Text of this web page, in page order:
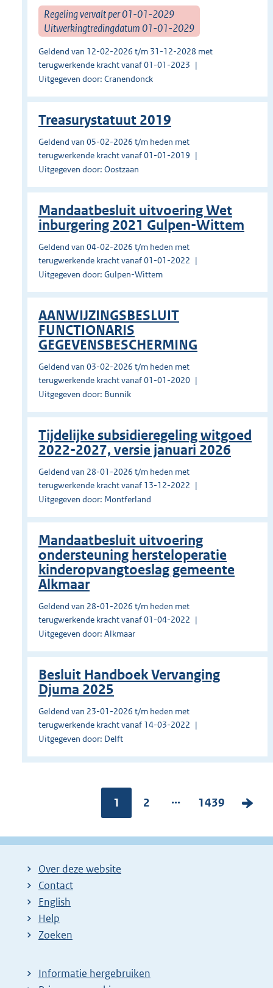
Regeling vervalt per 01-01-2029
Uitwerkingtredingdatum 01-01-2029
Geldend van 12-02-2026 t/m 31-12-2028 met
terugwerkende kracht vanaf 01-01-2023
Uitgegeven door: Cranendonck
Treasurystatuut 2019
Geldend van 05-02-2026 t/m heden met
terugwerkende kracht vanaf 01-01-2019
Uitgegeven door: Oostzaan
Mandaatbesluit uitvoering Wet
inburgering 2021 Gulpen-Wittem
Geldend van 04-02-2026 t/m heden met
terugwerkende kracht vanaf 01-01-2022
Uitgegeven door: Gulpen-Wittem
AANWIJZINGSBESLUIT
FUNCTIONARIS
GEGEVENSBESCHERMING
Geldend van 03-02-2026 t/m heden met
terugwerkende kracht vanaf 01-01-2020
Uitgegeven door: Bunnik
Tijdelijke subsidieregeling witgoed
2022-2027, versie januari 2026
Geldend van 28-01-2026 t/m heden met
terugwerkende kracht vanaf 13-12-2022
Uitgegeven door: Montferland
Mandaatbesluit uitvoering
ondersteuning hersteloperatie
kinderopvangtoeslag gemeente
Alkmaar
Geldend van 28-01-2026 t/m heden met
terugwerkende kracht vanaf 01-04-2022
Uitgegeven door: Alkmaar
Besluit Handboek Vervanging
Djuma 2025
Geldend van 23-01-2026 t/m heden met
terugwerkende kracht vanaf 14-03-2022
Uitgegeven door: Delft
Pagina:
1
P
g
2 ...
P
g
1439
V
l
Over deze website
Contact
English
Help
Zoeken
Informatie hergebruiken